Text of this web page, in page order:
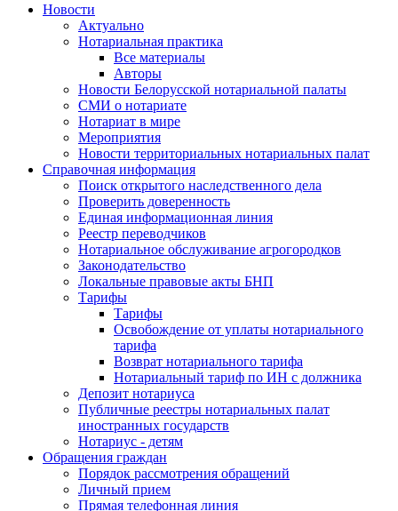
Новости
Актуально
Нотариальная практика
Все материалы
Авторы
Новости Белорусской нотариальной палаты
СМИ о нотариате
Нотариат в мире
Мероприятия
Новости территориальных нотариальных палат
Справочная информация
Поиск открытого наследственного дела
Проверить доверенность
Единая информационная линия
Реестр переводчиков
Нотариальное обслуживание агрогородков
Законодательство
Локальные правовые акты БНП
Тарифы
Тарифы
Освобождение от уплаты нотариального
тарифа
Возврат нотариального тарифа
Нотариальный тариф по ИН с должника
Депозит нотариуса
Публичные реестры нотариальных палат
иностранных государств
Нотариус - детям
Обращения граждан
Порядок рассмотрения обращений
Личный прием
Прямая телефонная линия